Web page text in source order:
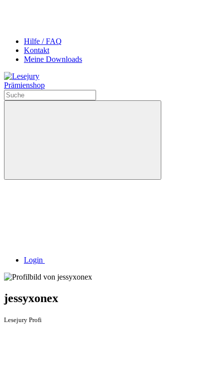
Hilfe / FAQ
Kontakt
Meine Downloads
Prämienshop
Login
jessyxonex
Lesejury Profi